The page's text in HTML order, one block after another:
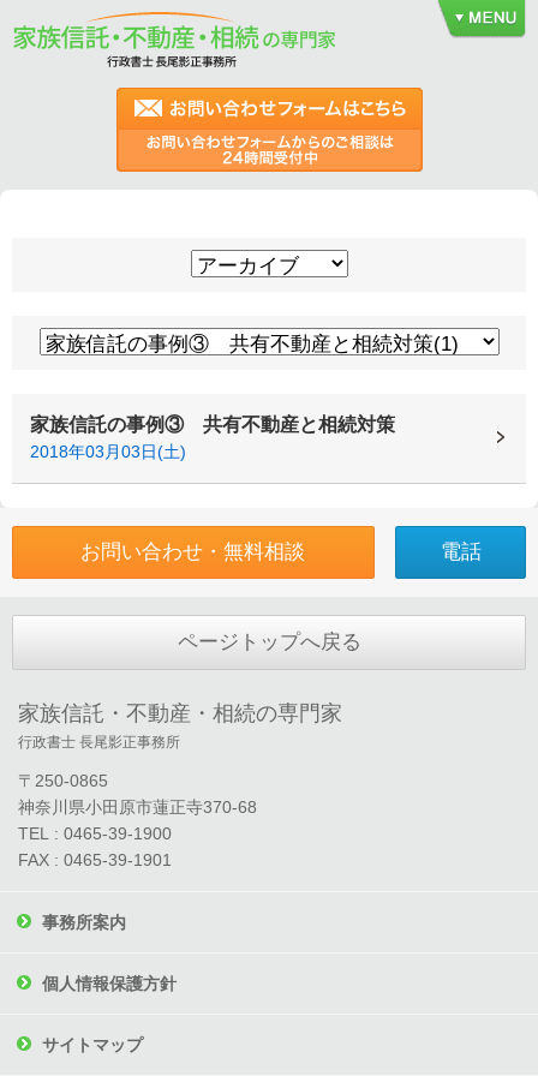
家族信託の事例③ 共有不動産と相続対策
2018年03月03日(土)
お問い合わせ・無料相談 電話
ページトップへ戻る
家族信託・不動産・相続の専門家
行政書士 長尾影正事務所
〒250-0865
神奈川県小田原市蓮正寺370-68
TEL : 0465-39-1900
FAX : 0465-39-1901
事務所案内
個人情報保護方針
サイトマップ